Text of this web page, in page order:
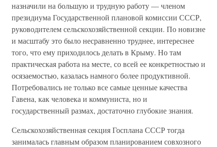
назначили на большую и трудную работу — членом
президиума Государственной плановой комиссии СССР,
руководителем сельскохозяйственной секции. По новизне
и масштабу это было несравненно труднее, интереснее
того, что ему приходилось делать в Крыму. Но там
практическая работа на месте, со всей ее конкретностью и
осязаемостью, казалась намного более продуктивной.
Потребовались не только все самые ценные качества
Гавена, как человека и коммуниста, но и
государственный размах, достаточно глубокие знания.
Сельскохозяйственная секция Госплана СССР тогда
занималась главным образом планированием совхозного